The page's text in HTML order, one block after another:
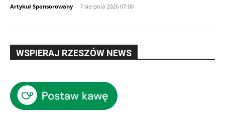
Artykuł Sponsorowany - 7 sierpnia 2026 07:00
WSPIERAJ RZESZÓW NEWS